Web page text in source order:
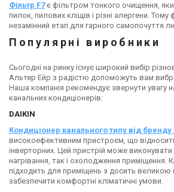
Фільтр F7є фільтром тонкого очищення,
пилок, пилових кліщів і різні алергени. Тому
незамінний етап для гарного самопочуття
Популярні виробники
Сьогодні на ринку існує широкий вибір
Альтер Ейр з радістю допоможуть вам
Наша компанія рекомендує звернути увагу
канальних кондиціонерів:
DAIKIN
Кондиціонер канального типу від бренду
високоефективним пристроєм, що
інверторних. Цей пристрій може виконувати
нагрівання, так і охолодження приміщення.
підходить для приміщень з досить
забезпечити комфортні кліматичні умови.